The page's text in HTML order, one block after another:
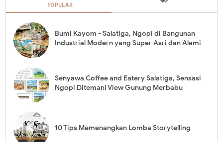
POPULAR
Bumi Kayom - Salatiga, Ngopi di Bangunan
Industrial Modern yang Super Asri dan Alami
Senyawa Coffee and Eatery Salatiga, Sensasi
Ngopi Ditemani View Gunung Merbabu
10 Tips Memenangkan Lomba Storytelling